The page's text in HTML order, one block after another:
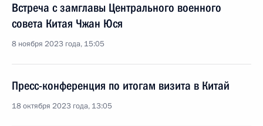
Встреча с замглавы Центрального военного
совета Китая Чжан Юся
8 ноября 2023 года, 15:05
Пресс-конференция по итогам визита в Китай
18 октября 2023 года, 13:05